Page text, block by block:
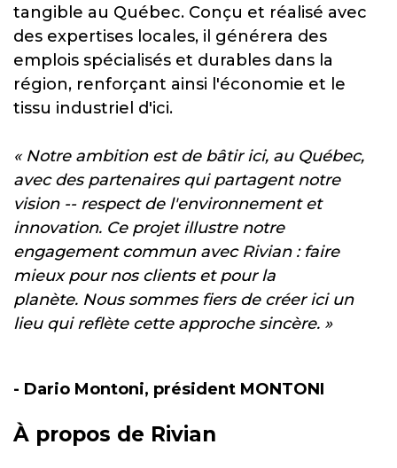
tangible au Québec. Conçu et réalisé avec
des expertises locales, il générera des
emplois spécialisés et durables dans la
région, renforçant ainsi l'économie et le
tissu industriel d'ici.
« Notre ambition est de bâtir ici, au Québec,
avec des partenaires qui partagent notre
vision -- respect de l'environnement et
innovation. Ce projet illustre notre
engagement commun avec Rivian : faire
mieux pour nos clients et pour la
planète. Nous sommes fiers de créer ici un
lieu qui reflète cette approche sincère. »
- Dario Montoni, président MONTONI
À propos de Rivian